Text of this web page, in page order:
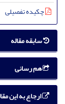
چکیده تفصیلی
سابقه مقاله
هم رسانی
ارجاع به این